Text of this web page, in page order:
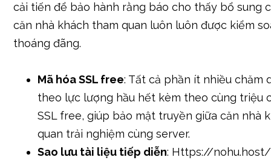
cải tiến để bảo hành rằng báo cho thấy bổ sung
căn nhà khách tham quan luôn luôn được kiểm
thoáng đãng.
Mã hóa SSL free: Tất cả phần ít nhiều chăm
theo lực lượng hầu hết kèm theo cùng triệu
SSL free, giúp bảo mật truyền giữa căn nhà
quan trải nghiệm cùng server.
Sao lưu tài liệu tiếp diễn: Https://